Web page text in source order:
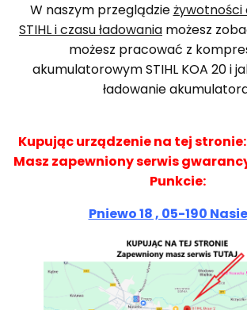
W naszym przeglądzie
STIHL i czasu ładowania możesz
możesz pracować z
akumulatorowym STIHL KOA 20 i
ładowanie
Kupując urządzenie na tej stronie:
Masz zapewniony serwis
Punkcie:
Pniewo 18 , 05-190